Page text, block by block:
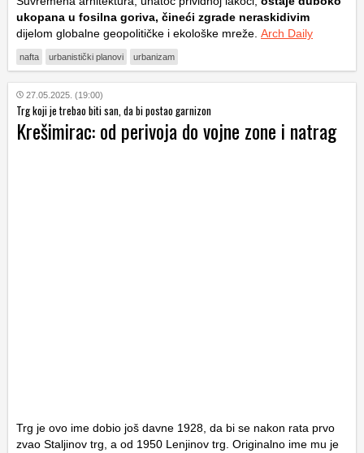
ukopana u fosilna goriva, čineći zgrade neraskidivim
dijelom globalne geopolitičke i ekološke mreže. Arch Daily
nafta urbanistički planovi urbanizam
27.05.2025. (19:00)
Trg koji je trebao biti san, da bi postao garnizon
Krešimirac: od perivoja do vojne zone i natrag
Trg je ovo ime dobio još davne 1928, da bi se nakon rata prvo
zvao Staljinov trg, a od 1950 Lenjinov trg. Originalno ime mu je